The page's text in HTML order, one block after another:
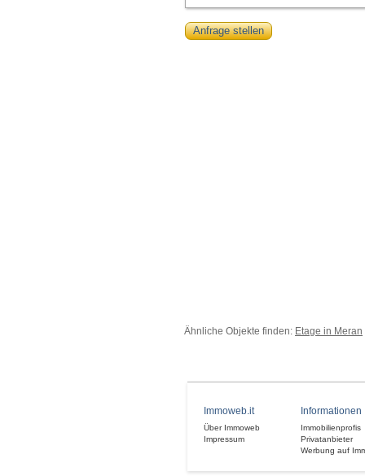
Anfrage stellen
Ähnliche Objekte finden: Etage in Meran
Immoweb.it
Über Immoweb
Impressum
Informationen
Immobilienprofis
Privatanbieter
Werbung auf